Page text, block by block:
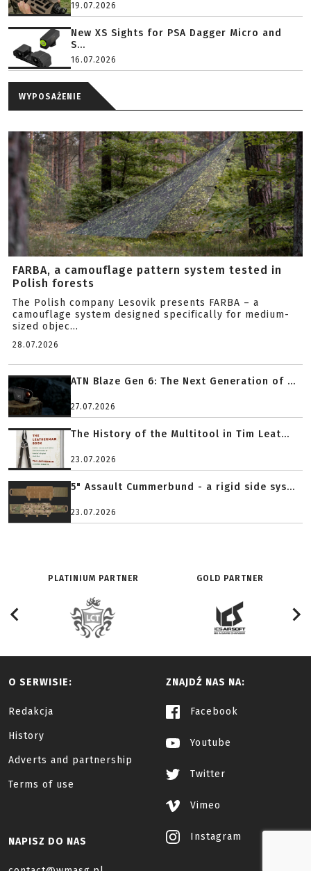
19.07.2026
New XS Sights for PSA Dagger Micro and
S...
16.07.2026
WYPOSAŻENIE
FARBA, a camouflage pattern system tested in
Polish forests
The Polish company Lesovik presents FARBA – a
camouflage system designed specifically for medium-
sized objec...
28.07.2026
ATN Blaze Gen 6: The Next Generation of ...
27.07.2026
The History of the Multitool in Tim Leat...
23.07.2026
5" Assault Cummerbund - a rigid side sys...
23.07.2026
PLATINIUM PARTNER GOLD PARTNER
O SERWISIE:
Redakcja
History
Adverts and partnership
Terms of use
ZNAJDŹ NAS NA:
Facebook
Youtube
Twitter
Vimeo
Instagram
NAPISZ DO NAS